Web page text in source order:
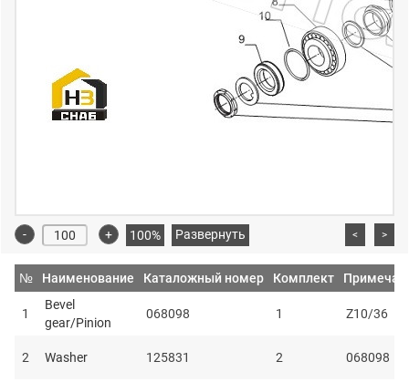
- + 100% Развернуть < >
№ Наименование Каталожный номер Комплект
1
Bevel
gear/Pinion
068098 1 Z10/36
2 Washer 125831 2 068098